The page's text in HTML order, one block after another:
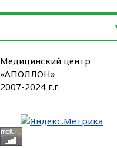
Медицинский центр
«АПОЛЛОН»
2007-2024 г.г.